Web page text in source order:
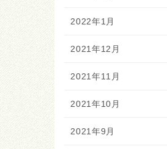
2022年1月
2021年12月
2021年11月
2021年10月
2021年9月